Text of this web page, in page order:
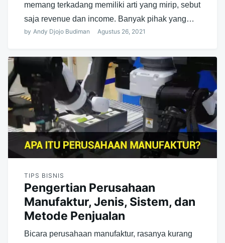
memang terkadang memiliki arti yang mirip, sebut
saja revenue dan income. Banyak pihak yang…
by Andy Djojo Budiman Agustus 26, 2021
TIPS BISNIS
Pengertian Perusahaan
Manufaktur, Jenis, Sistem, dan
Metode Penjualan
Bicara perusahaan manufaktur, rasanya kurang